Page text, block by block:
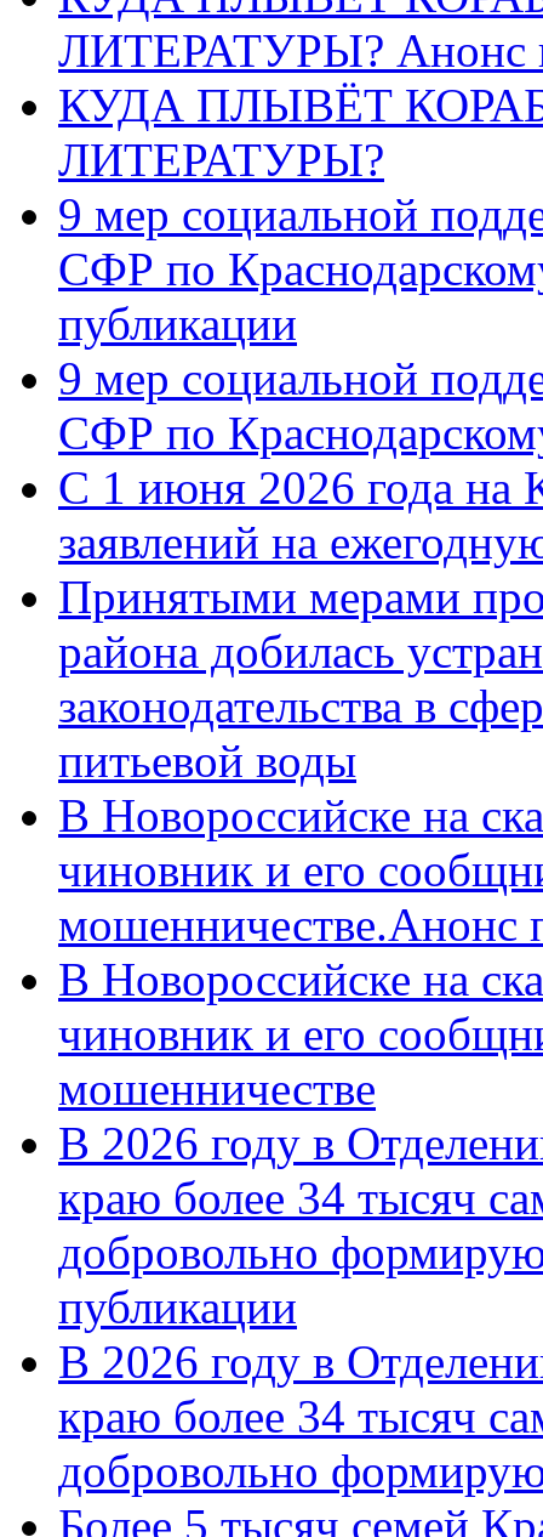
ЛИТЕРАТУРЫ? Анонс
КУДА ПЛЫВЁТ
ЛИТЕРАТУРЫ?
9 мер социальной
СФР по
публикации
9 мер социальной
СФР по
С 1 июня 2026 года на
заявлений на
Принятыми мерами
района добилась
законодательства в
питьевой воды
В Новороссийске на
чиновник и его
мошенничестве.Анонс
В Новороссийске на
чиновник и его
мошенничестве
В 2026 году в
краю более 34 тысяч
добровольно
публикации
В 2026 году в
краю более 34 тысяч
добровольно
Более 5 тысяч семей